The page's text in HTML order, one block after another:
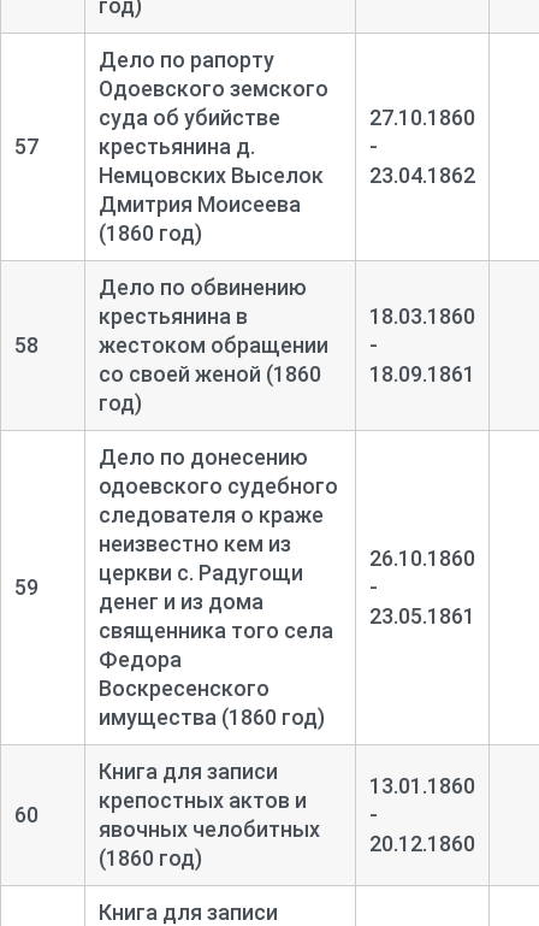
год)
57
Дело по рапорту
Одоевского земского
суда об убийстве
крестьянина д.
Немцовских Выселок
Дмитрия Моисеева
(1860 год)
27.10.1860
-
23.04.1862
58
Дело по обвинению
крестьянина в
жестоком обращении
со своей женой (1860
год)
18.03.1860
-
18.09.1861
59
Дело по донесению
одоевского судебного
следователя о краже
неизвестно кем из
церкви с. Радугощи
денег и из дома
священника того села
Федора
Воскресенского
имущества (1860 год)
26.10.1860
-
23.05.1861
60
Книга для записи
крепостных актов и
явочных челобитных
(1860 год)
13.01.1860
-
20.12.1860
Книга для записи